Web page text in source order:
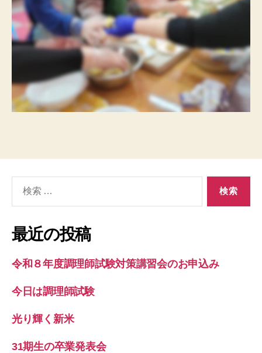
象:
最近の投稿
令和８年度調理師試験対策講習会のお申込み
今日は調理師試験
光り輝く新米
31期生の卒業発表会